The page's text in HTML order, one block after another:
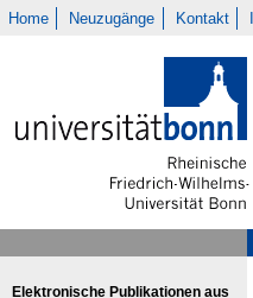
Home Neuzugänge Kontakt
Elektronische Publikationen aus